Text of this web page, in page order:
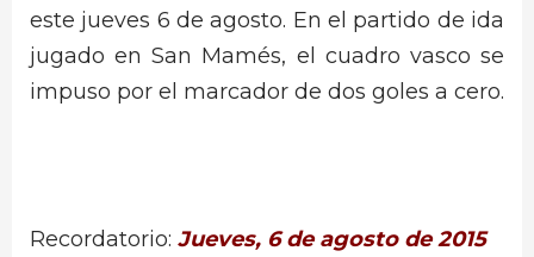
este jueves 6 de agosto. En el partido de ida
jugado en San Mamés, el cuadro vasco se
impuso por el marcador de dos goles a cero.
Recordatorio: Jueves, 6 de agosto de 2015